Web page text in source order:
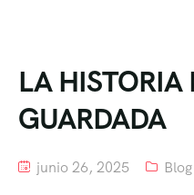
LA HISTORIA
GUARDADA
junio 26, 2025 Blog